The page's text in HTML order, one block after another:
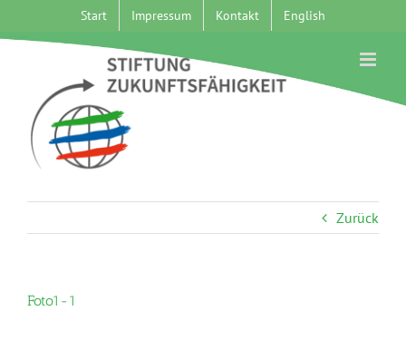
Start Impressum Kontakt English
Zurück
Foto1-1